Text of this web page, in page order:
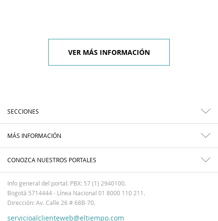
VER MÁS INFORMACIÓN
SECCIONES
MÁS INFORMACIÓN
CONOZCA NUESTROS PORTALES
Info general del portal: PBX: 57 (1) 2940100.
Bogotá 5714444 - Línea Nacional 01 8000 110 211.
Dirección: Av. Calle 26 # 68B-70.
servicioalclienteweb@eltiempo.com